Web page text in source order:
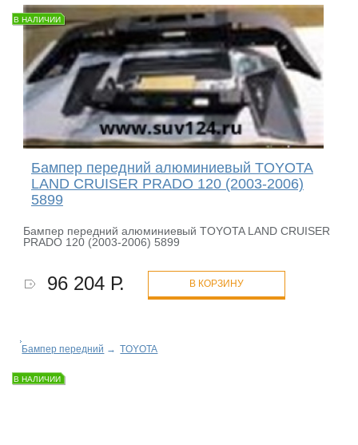
В НАЛИЧИИ
Бампер передний алюминиевый TOYOTA
LAND CRUISER PRADO 120 (2003-2006)
5899
Бампер передний алюминиевый TOYOTA LAND CRUISER
PRADO 120 (2003-2006) 5899
96 204 Р. В КОРЗИНУ
Бампер передний → TOYOTA
В НАЛИЧИИ